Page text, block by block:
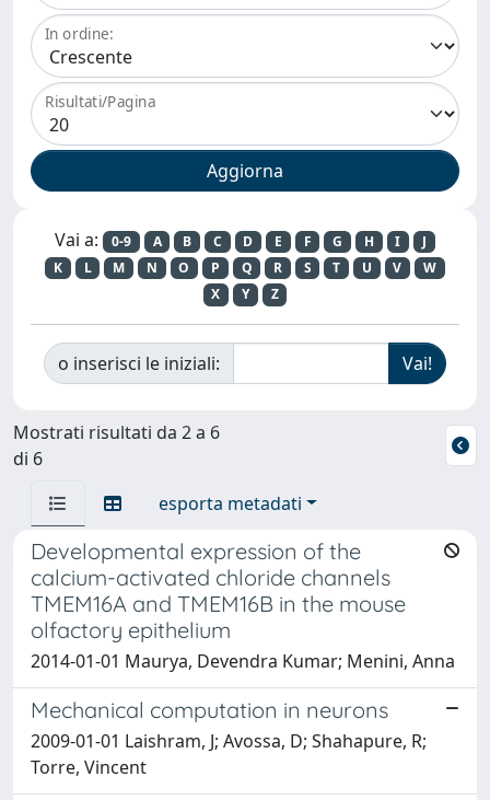
In ordine:
Risultati/Pagina
Vai a: 0-9 A B C D E F G H I
J
K
L M N O P Q R S T U V
W
X
Y Z
o inserisci le iniziali:
Mostrati risultati da 2 a 6
di 6
esporta metadati
Developmental expression of the
calcium-activated chloride channels
TMEM16A and TMEM16B in the mouse
olfactory epithelium
2014-01-01 Maurya, Devendra Kumar; Menini, Anna
Mechanical computation in neurons
2009-01-01 Laishram, J; Avossa, D; Shahapure, R;
Torre, Vincent